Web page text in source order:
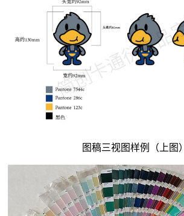
图稿三视图样例（上图）